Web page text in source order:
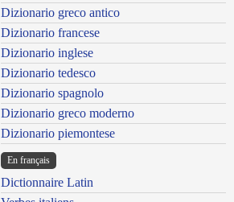
Dizionario greco antico
Dizionario francese
Dizionario inglese
Dizionario tedesco
Dizionario spagnolo
Dizionario greco moderno
Dizionario piemontese
En français
Dictionnaire Latin